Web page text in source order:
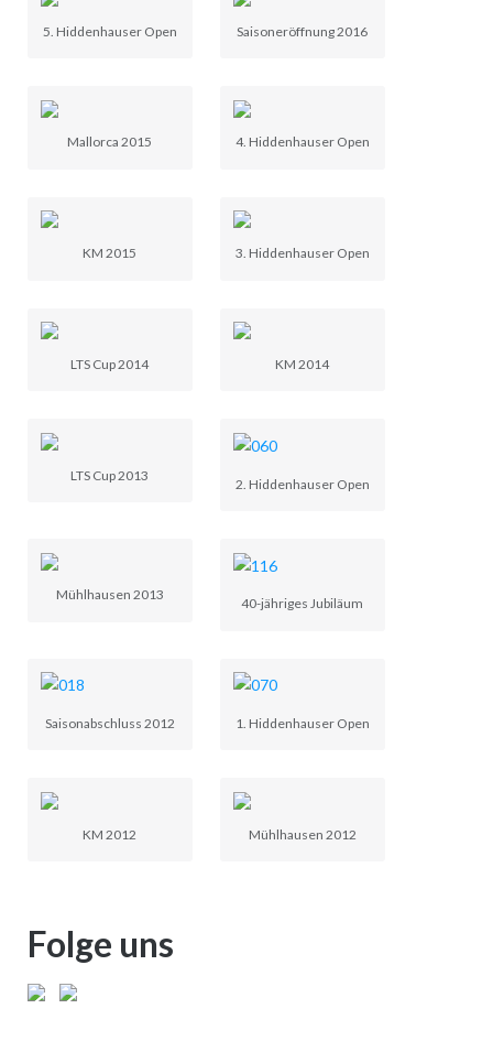
5. Hiddenhauser Open Saisoneröffnung 2016
Mallorca 2015 4. Hiddenhauser Open
KM 2015 3. Hiddenhauser Open
LTS Cup 2014 KM 2014
LTS Cup 2013
2. Hiddenhauser Open
Mühlhausen 2013
40-jähriges Jubiläum
Saisonabschluss 2012 1. Hiddenhauser Open
KM 2012 Mühlhausen 2012
Folge uns